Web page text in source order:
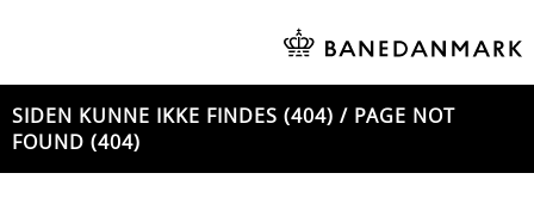
SIDEN KUNNE IKKE FINDES (404) / PAGE NOT
FOUND (404)